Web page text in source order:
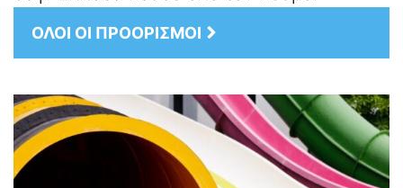
ΟΛΟΙ ΟΙ ΠΡΟΟΡΙΣΜΟΙ